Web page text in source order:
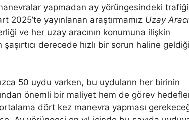
yapmadan ay yörüngesindeki trafiği
2025’te yayınlanan araştırmamız Uzay
ve her uzay aracının konumuna ilişkin
derecede hızlı bir sorun haline
50 uydu varken, bu uyduların her birinin
önemli bir maliyet hem de görev
dört kez manevra yapması